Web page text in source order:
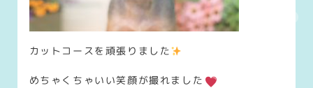
カットコースを頑張りました
めちゃくちゃいい笑顔が撮れました